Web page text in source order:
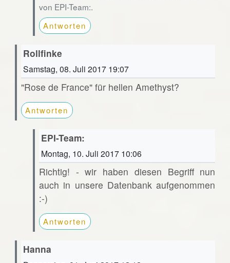
von EPI-Team:.
Antworten
Rollfinke
Samstag, 08. Juli 2017 19:07
"Rose de France" für hellen Amethyst?
Antworten
EPI-Team:
Montag, 10. Juli 2017 10:06
Richtig! - wir haben diesen Begriff nun
auch in unsere Datenbank aufgenommen
:-)
Antworten
Hanna